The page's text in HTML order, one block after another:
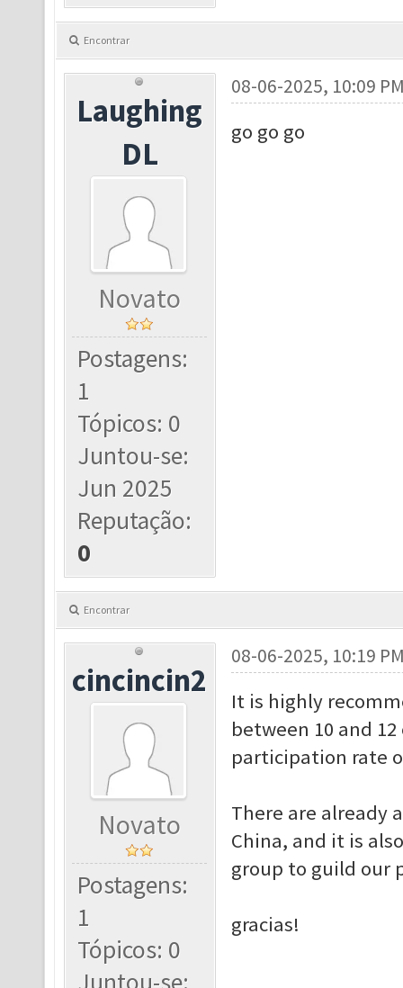
Encontrar
Laughing
DL
Novato
Postagens:
1
Tópicos: 0
Juntou-se:
Jun 2025
Reputação:
0
08-06-2025, 10:09
go go go
Encontrar
cincincin2
Novato
Postagens:
1
Tópicos: 0
08-06-2025, 10:19
It is highly
between 10 and
participation rate
There are already
China, and it is
group to guild our
gracias!